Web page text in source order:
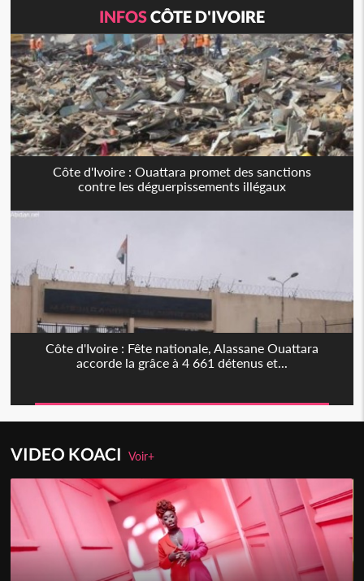
INFOSCÔTE D'IVOIRE
Côte d'Ivoire : Ouattara promet des sanctions
contre les déguerpissements illégaux
Côte d'Ivoire : Fête nationale, Alassane Ouattara
accorde la grâce à 4 661 détenus et...
VIDEO KOACIVoir+